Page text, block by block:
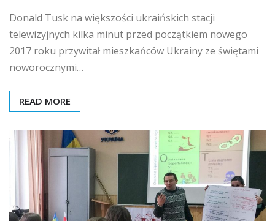
Donald Tusk na większości ukraińskich stacji
telewizyjnych kilka minut przed początkiem nowego
2017 roku przywitał mieszkańców Ukrainy ze świętami
noworocznymi…
READ MORE